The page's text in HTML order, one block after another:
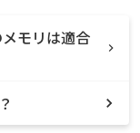
モリは適合